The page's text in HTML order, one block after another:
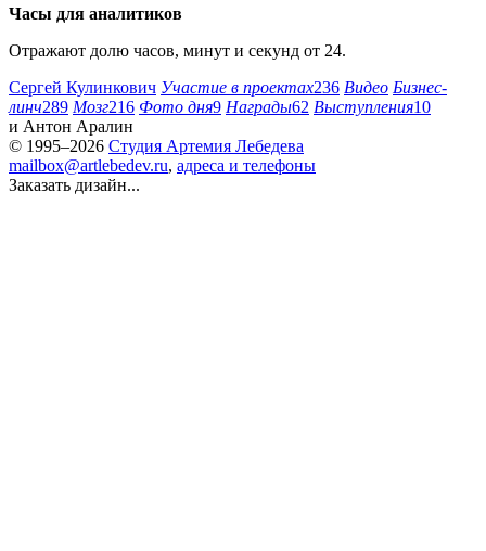
Часы для аналитиков
Отражают долю часов, минут и секунд от 24.
Сергей Кулинкович Участие в проектах236 Видео Бизнес-
линч289 Мозг216 Фото дня9 Награды62 Выступления10
и Антон Аралин
© 1995–2026 Студия Артемия Лебедева
mailbox@artlebedev.ru, адреса и телефоны
Заказать дизайн...